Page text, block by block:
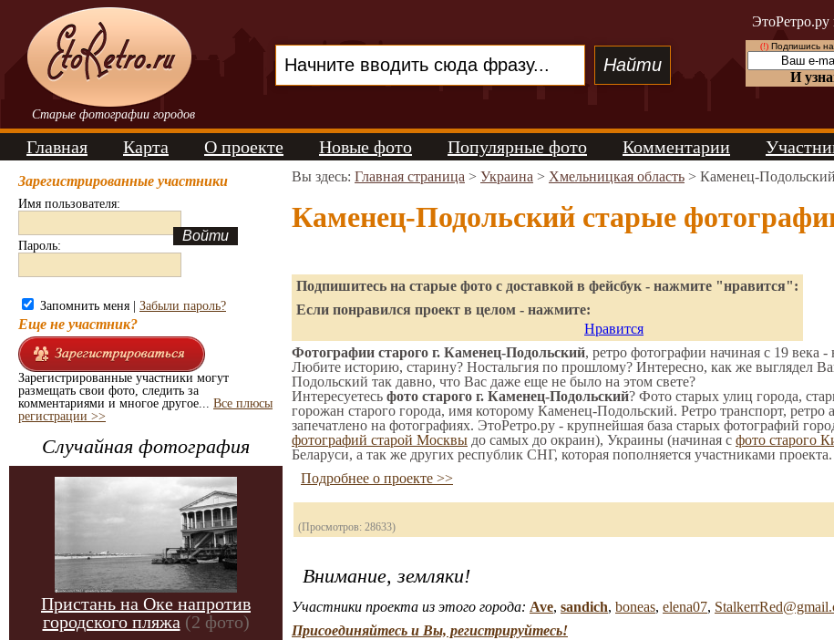
Старые фотографии городов
ЭтоРетро.ру
(!)Подпишись на
И
Главная Карта О проекте Новые фото Популярные фото Комментарии
Зарегистрированные участники
Имя пользователя:
Пароль:
Запомнить меня | Забыли пароль?
Еще не участник?
Зарегистрированные участники могут
размещать свои фото, следить за
комментариями и многое другое... Все плюсы
регистрации >>
Случайная фотография
Пристань на Оке напротив
городского пляжа (2 фото)
Вы здесь: Главная страница > Украина > Хмельницкая область > Каменец-Подольский
Каменец-Подольский старые
Подпишитесь на старые фото с доставкой в фейсбук - нажмите "нравится":
Если понравился проект в целом - нажмите:
Нравится
Фотографии старого г. Каменец-Подольский, ретро фотографии начиная с 19 века
Любите историю, старину? Ностальгия по прошлому? Интересно, как же выглядел
Подольский так давно, что Вас даже еще не было на этом свете?
Интересуетесь фото старого г. Каменец-Подольский? Фото старых улиц города,
горожан старого города, имя которому Каменец-Подольский. Ретро транспорт, ретро
запечатлено на фотографиях. ЭтоРетро.ру - крупнейшая база старых фотографий
фотографий старой Москвы до самых до окраин), Украины (начиная с фото старого
Беларуси, а так же других республик СНГ, которая пополняется участниками проекта.
Подробнее о проекте >>
(Просмотров: 28633)
Внимание, земляки!
Участники проекта из этого города: Ave, sandich, boneas, elena07,
Присоединяйтесь и Вы, регистрируйтесь!